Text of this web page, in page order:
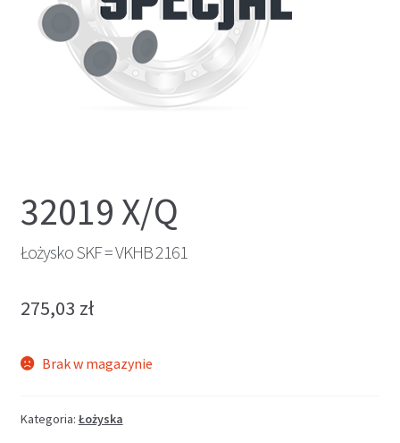
32019 X/Q
Łożysko SKF = VKHB 2161
275,03 zł
Brak w magazynie
Kategoria: Łożyska